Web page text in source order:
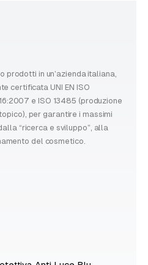
prodotti in un’azienda italiana,
certificata UNI EN ISO
e ISO 13485 (produzione
per garantire i massimi
“ricerca e sviluppo”, alla
del cosmetico.